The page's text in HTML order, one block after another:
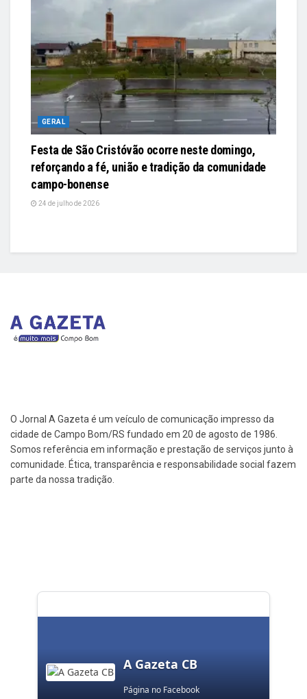
GERAL
Festa de São Cristóvão ocorre neste domingo,
reforçando a fé, união e tradição da comunidade
campo-bonense
24 de julho de 2026
O Jornal A Gazeta é um veículo de comunicação impresso da
cidade de Campo Bom/RS fundado em 20 de agosto de 1986.
Somos referência em informação e prestação de serviços junto à
comunidade. Ética, transparência e responsabilidade social fazem
parte da nossa tradição.
A Gazeta CB
Página no Facebook